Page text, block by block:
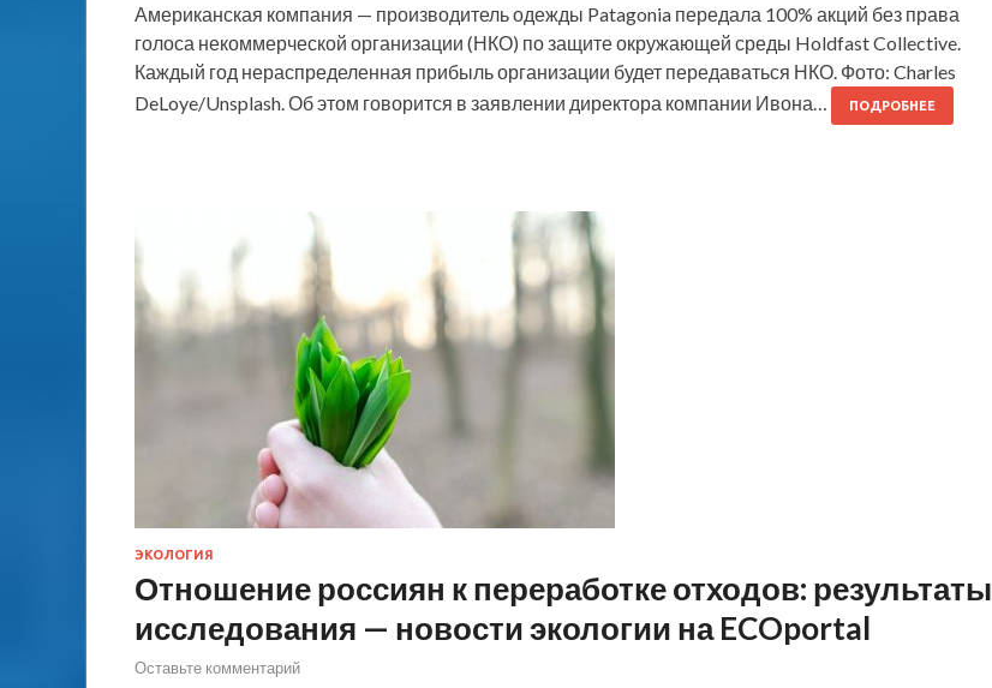
Американская компания — производитель одежды Patagonia передала 100% акций без права
голоса некоммерческой организации (НКО) по защите окружающей среды Holdfast Collective.
Каждый год нераспределенная прибыль организации будет передаваться НКО. Фото: Charles
DeLoye/Unsplash. Об этом говорится в заявлении директора компании Ивона…
ПОДРОБНЕЕ
ЭКОЛОГИЯ
Отношение россиян к переработке отходов: результаты
исследования — новости экологии на ECOportal
Оставьте комментарий